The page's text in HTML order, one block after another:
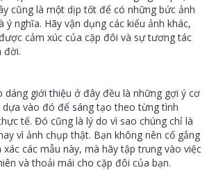
cũng là một dịp tốt để có những bức ảnh
ý nghĩa. Hãy vận dụng các kiểu ảnh khác,
cảm xúc của cặp đôi và sự tương tác
đời.
dáng giới thiệu ở đây đều là những gợi ý cơ
vào đó để sáng tạo theo từng tình
tế. Đó cũng là lý do vì sao chúng chỉ là
vì ảnh chụp thật. Bạn không nên cố gắng
các mẫu này, mà hãy tập trung vào việc
và thoải mái cho cặp đôi của bạn.